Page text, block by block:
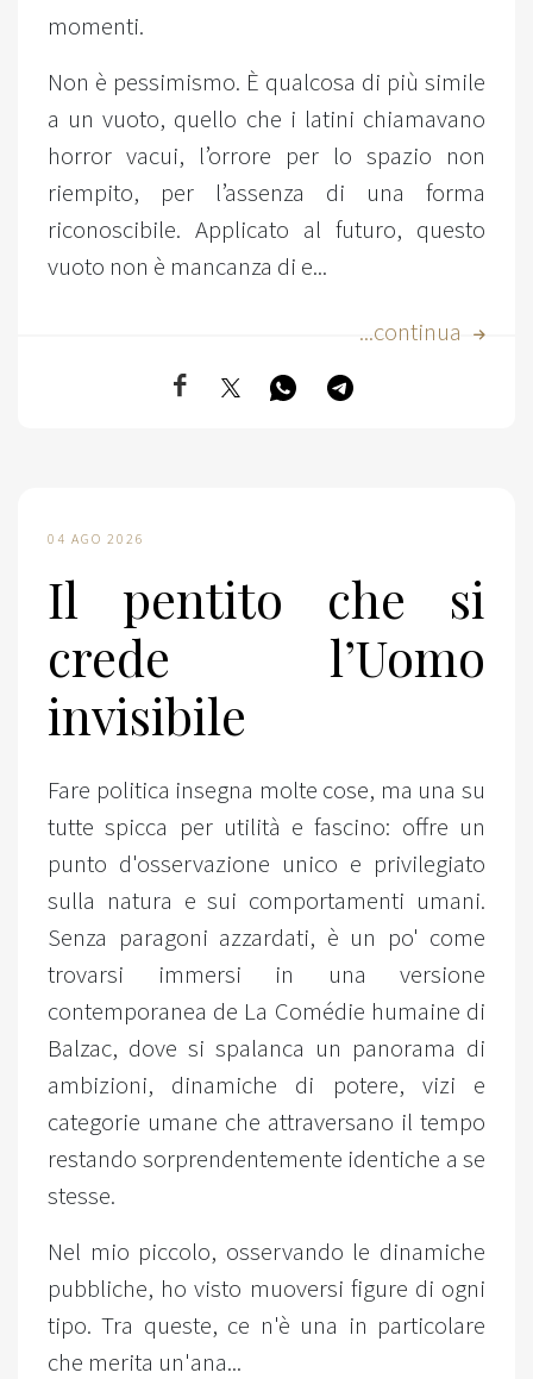
momenti.
Non è pessimismo. È qualcosa di più simile
a un vuoto, quello che i latini chiamavano
horror vacui, l’orrore per lo spazio non
riempito, per l’assenza di una forma
riconoscibile. Applicato al futuro, questo
vuoto non è mancanza di e...
...continua
04 AGO 2026
Il pentito che si
crede l’Uomo
invisibile
Fare politica insegna molte cose, ma una su
tutte spicca per utilità e fascino: offre un
punto d'osservazione unico e privilegiato
sulla natura e sui comportamenti umani.
Senza paragoni azzardati, è un po' come
trovarsi immersi in una versione
contemporanea de La Comédie humaine di
Balzac, dove si spalanca un panorama di
ambizioni, dinamiche di potere, vizi e
categorie umane che attraversano il tempo
restando sorprendentemente identiche a se
stesse.
Nel mio piccolo, osservando le dinamiche
pubbliche, ho visto muoversi figure di ogni
tipo. Tra queste, ce n'è una in particolare
che merita un'ana...